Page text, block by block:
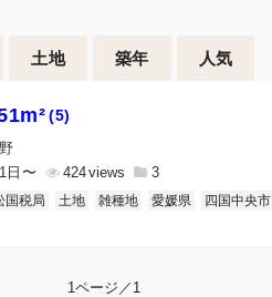
土地 築年 人気
(5)
日〜 424 3
国税局 土地 雑種地 愛媛県 四国中央市
1ページ／1